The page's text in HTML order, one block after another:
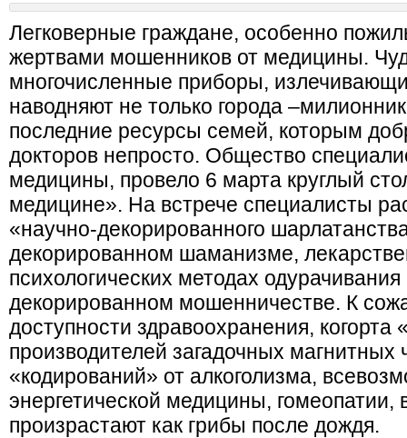
Легковерные граждане, особенно
жертвами мошенников от медицины.
многочисленные приборы,
наводняют не только города
последние ресурсы семей, которым
докторов непросто. Общество
медицины, провело 6 марта круглый
медицине». На встрече специалисты
«научно-декорированного
декорированном шаманизме,
психологических методах
декорированном мошенничестве. К
доступности здравоохранения,
производителей загадочных
«кодирований» от алкоголизма,
энергетической медицины,
произрастают как грибы после дождя.